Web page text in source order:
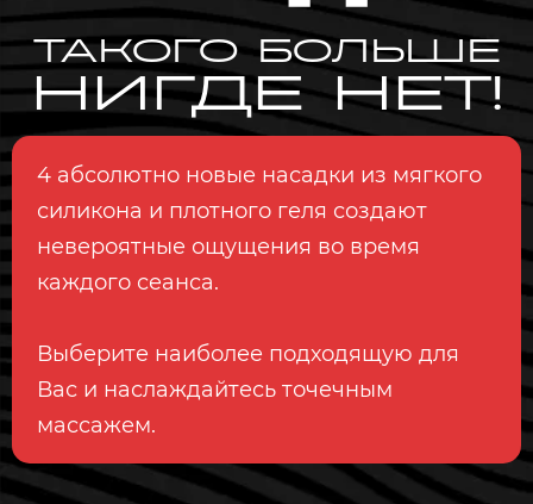
ТАКОГО БОЛЬШЕ
НИГДЕ НЕТ!
4 абсолютно новые насадки из мягкого
силикона и плотного геля создают
невероятные ощущения во время
каждого сеанса.
Выберите наиболее подходящую для
Вас и наслаждайтесь точечным
массажем.